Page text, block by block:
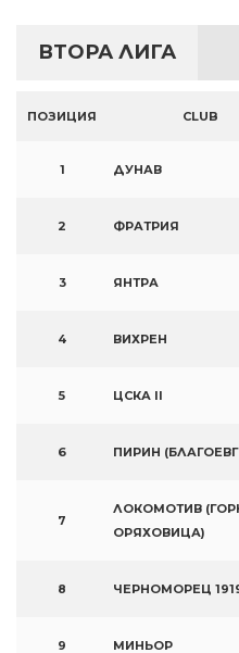
ВТОРА ЛИГА
ПОЗИЦИЯ CLUB
1 ДУНАВ
2 ФРАТРИЯ
3 ЯНТРА
4 ВИХРЕН
5 ЦСКА II
6 ПИРИН
7
ЛОКОМОТИВ
ОРЯХОВИЦА)
8 ЧЕРНОМОРЕЦ
9 МИНЬОР